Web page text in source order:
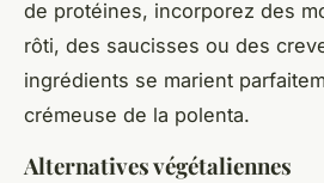
de protéines, incorporez des
rôti, des saucisses ou des
ingrédients se marient
crémeuse de la polenta.
Alternatives végétaliennes